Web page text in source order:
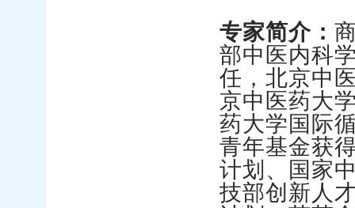
专家简介：
部中医内科
任，北京中
京中医药大
药大学国际
青年基金获
计划、国家
技部创新人